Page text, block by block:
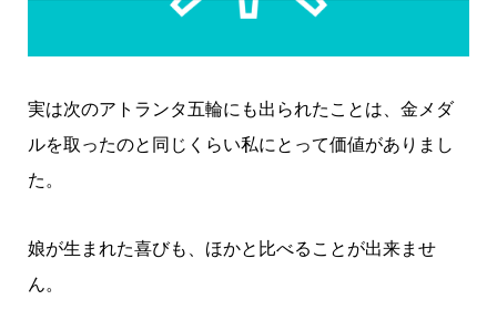
実は次のアトランタ五輪にも出られたことは、金メダ
ルを取ったのと同じくらい私にとって価値がありまし
た。
娘が生まれた喜びも、ほかと比べることが出来ませ
ん。